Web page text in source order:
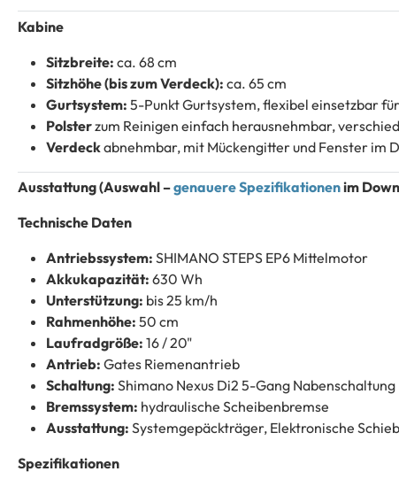
Kabine
Sitzbreite: ca. 68 cm
Sitzhöhe (bis zum Verdeck): ca. 65 cm
Gurtsystem: 5-Punkt Gurtsystem, flexibel einsetzbar
Polsterzum Reinigen einfach herausnehmbar,
Verdeckabnehmbar, mit Mückengitter und Fenster im
Ausstattung (Auswahl –genauere Spezifikationenim
Technische Daten
Antriebssystem: SHIMANO STEPS EP6 Mittelmotor
Akkukapazität: 630 Wh
Unterstützung: bis 25 km/h
Rahmenhöhe: 50 cm
Laufradgröße: 16 / 20"
Antrieb: Gates Riemenantrieb
Schaltung: Shimano Nexus Di2 5-Gang Nabenschaltung
Bremssystem: hydraulische Scheibenbremse
Ausstattung: Systemgepäckträger, Elektronische
Spezifikationen